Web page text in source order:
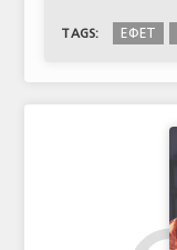
TAGS: ΕΦΕΤ